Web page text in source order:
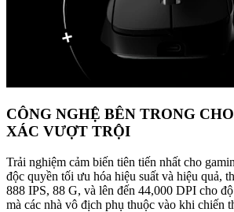
CÔNG NGHỆ BÊN TRONG
XÁC VƯỢT TRỘI
Trải nghiệm cảm biến tiên tiến nhất cho
độc quyền tối ưu hóa hiệu suất và hiệu quả,
888 IPS, 88 G, và lên đến 44,000 DPI cho
mà các nhà vô địch phụ thuộc vào khi chiến